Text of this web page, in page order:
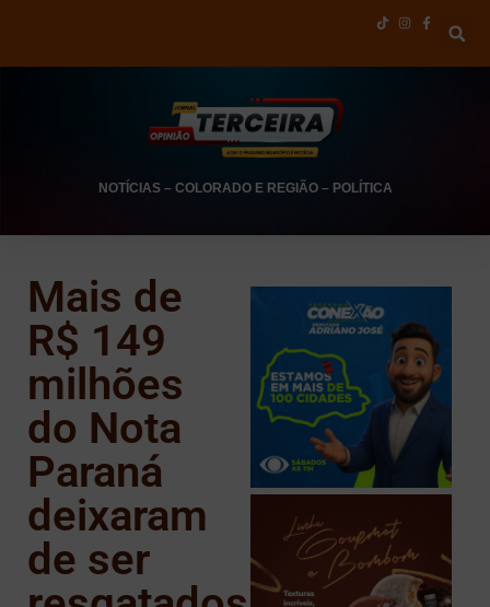
NOTÍCIAS– COLORADO E REGIÃO– POLÍTICA
Mais de
R$ 149
milhões
do Nota
Paraná
deixaram
de ser